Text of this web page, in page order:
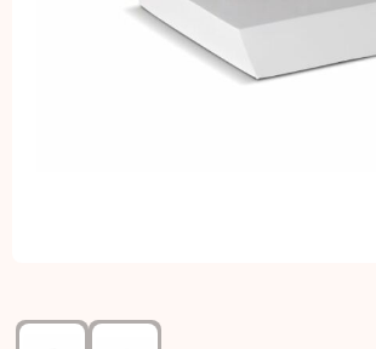
Kinderen, Peuters en Baby's
Persoonlijke verzorging